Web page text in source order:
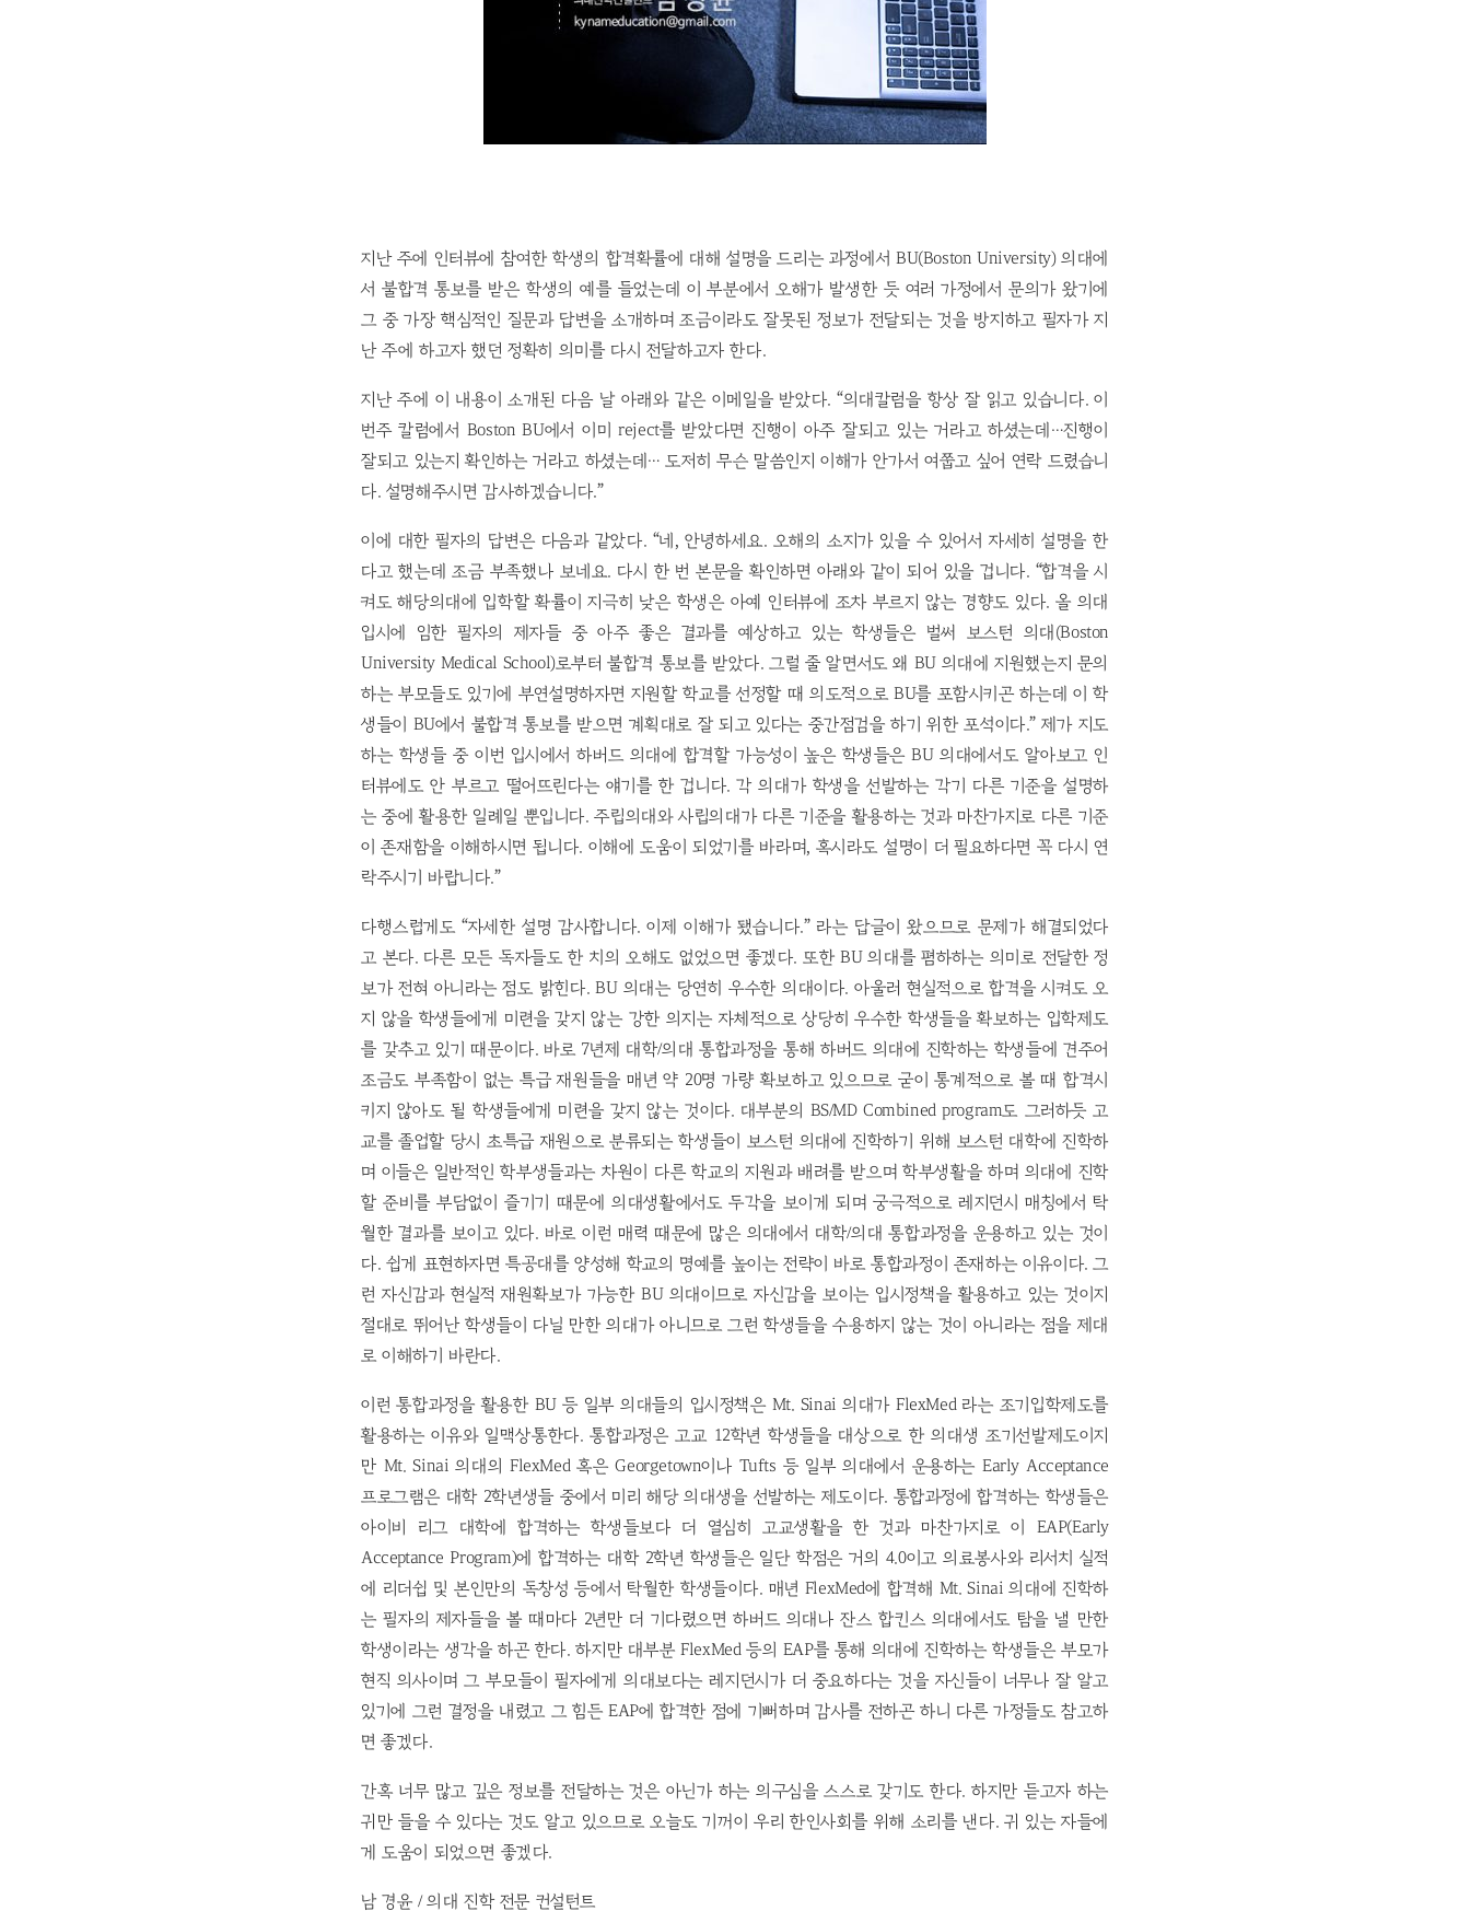
지난 주에 인터뷰에 참여한 학생의 합격확률에 대해 설명을 드리는 과정에서 BU(Boston University) 의대에
서 불합격 통보를 받은 학생의 예를 들었는데 이 부분에서 오해가 발생한 듯 여러 가정에서 문의가 왔기에
그 중 가장 핵심적인 질문과 답변을 소개하며 조금이라도 잘못된 정보가 전달되는 것을 방지하고 필자가 지
난 주에 하고자 했던 정확히 의미를 다시 전달하고자 한다.
지난 주에 이 내용이 소개된 다음 날 아래와 같은 이메일을 받았다. “의대칼럼을 항상 잘 읽고 있습니다. 이
번주 칼럼에서 Boston BU에서 이미 reject를 받았다면 진행이 아주 잘되고 있는 거라고 하셨는데…진행이
잘되고 있는지 확인하는 거라고 하셨는데… 도저히 무슨 말씀인지 이해가 안가서 여쭙고 싶어 연락 드렸습니
다. 설명해주시면 감사하겠습니다.”
이에 대한 필자의 답변은 다음과 같았다. “네, 안녕하세요. 오해의 소지가 있을 수 있어서 자세히 설명을 한
다고 했는데 조금 부족했나 보네요. 다시 한 번 본문을 확인하면 아래와 같이 되어 있을 겁니다. “합격을 시
켜도 해당의대에 입학할 확률이 지극히 낮은 학생은 아예 인터뷰에 조차 부르지 않는 경향도 있다. 올 의대
입시에 임한 필자의 제자들 중 아주 좋은 결과를 예상하고 있는 학생들은 벌써 보스턴 의대(Boston
University Medical School)로부터 불합격 통보를 받았다. 그럴 줄 알면서도 왜 BU 의대에 지원했는지 문의
하는 부모들도 있기에 부연설명하자면 지원할 학교를 선정할 때 의도적으로 BU를 포함시키곤 하는데 이 학
생들이 BU에서 불합격 통보를 받으면 계획대로 잘 되고 있다는 중간점검을 하기 위한 포석이다.” 제가 지도
하는 학생들 중 이번 입시에서 하버드 의대에 합격할 가능성이 높은 학생들은 BU 의대에서도 알아보고 인
터뷰에도 안 부르고 떨어뜨린다는 얘기를 한 겁니다. 각 의대가 학생을 선발하는 각기 다른 기준을 설명하
는 중에 활용한 일례일 뿐입니다. 주립의대와 사립의대가 다른 기준을 활용하는 것과 마찬가지로 다른 기준
이 존재함을 이해하시면 됩니다. 이해에 도움이 되었기를 바라며, 혹시라도 설명이 더 필요하다면 꼭 다시 연
락주시기 바랍니다.”
다행스럽게도 “자세한 설명 감사합니다. 이제 이해가 됐습니다.” 라는 답글이 왔으므로 문제가 해결되었다
고 본다. 다른 모든 독자들도 한 치의 오해도 없었으면 좋겠다. 또한 BU 의대를 폄하하는 의미로 전달한 정
보가 전혀 아니라는 점도 밝힌다. BU 의대는 당연히 우수한 의대이다. 아울러 현실적으로 합격을 시켜도 오
지 않을 학생들에게 미련을 갖지 않는 강한 의지는 자체적으로 상당히 우수한 학생들을 확보하는 입학제도
를 갖추고 있기 때문이다. 바로 7년제 대학/의대 통합과정을 통해 하버드 의대에 진학하는 학생들에 견주어
조금도 부족함이 없는 특급 재원들을 매년 약 20명 가량 확보하고 있으므로 굳이 통계적으로 볼 때 합격시
키지 않아도 될 학생들에게 미련을 갖지 않는 것이다. 대부분의 BS/MD Combined program도 그러하듯 고
교를 졸업할 당시 초특급 재원으로 분류되는 학생들이 보스턴 의대에 진학하기 위해 보스턴 대학에 진학하
며 이들은 일반적인 학부생들과는 차원이 다른 학교의 지원과 배려를 받으며 학부생활을 하며 의대에 진학
할 준비를 부담없이 즐기기 때문에 의대생활에서도 두각을 보이게 되며 궁극적으로 레지던시 매칭에서 탁
월한 결과를 보이고 있다. 바로 이런 매력 때문에 많은 의대에서 대학/의대 통합과정을 운용하고 있는 것이
다. 쉽게 표현하자면 특공대를 양성해 학교의 명예를 높이는 전략이 바로 통합과정이 존재하는 이유이다. 그
런 자신감과 현실적 재원확보가 가능한 BU 의대이므로 자신감을 보이는 입시정책을 활용하고 있는 것이지
절대로 뛰어난 학생들이 다닐 만한 의대가 아니므로 그런 학생들을 수용하지 않는 것이 아니라는 점을 제대
로 이해하기 바란다.
이런 통합과정을 활용한 BU 등 일부 의대들의 입시정책은 Mt. Sinai 의대가 FlexMed 라는 조기입학제도를
활용하는 이유와 일맥상통한다. 통합과정은 고교 12학년 학생들을 대상으로 한 의대생 조기선발제도이지
만 Mt. Sinai 의대의 FlexMed 혹은 Georgetown이나 Tufts 등 일부 의대에서 운용하는 Early Acceptance
프로그램은 대학 2학년생들 중에서 미리 해당 의대생을 선발하는 제도이다. 통합과정에 합격하는 학생들은
아이비 리그 대학에 합격하는 학생들보다 더 열심히 고교생활을 한 것과 마찬가지로 이 EAP(Early
Acceptance Program)에 합격하는 대학 2학년 학생들은 일단 학점은 거의 4.0이고 의료봉사와 리서치 실적
에 리더쉽 및 본인만의 독창성 등에서 탁월한 학생들이다. 매년 FlexMed에 합격해 Mt. Sinai 의대에 진학하
는 필자의 제자들을 볼 때마다 2년만 더 기다렸으면 하버드 의대나 잔스 합킨스 의대에서도 탐을 낼 만한
학생이라는 생각을 하곤 한다. 하지만 대부분 FlexMed 등의 EAP를 통해 의대에 진학하는 학생들은 부모가
현직 의사이며 그 부모들이 필자에게 의대보다는 레지던시가 더 중요하다는 것을 자신들이 너무나 잘 알고
있기에 그런 결정을 내렸고 그 힘든 EAP에 합격한 점에 기뻐하며 감사를 전하곤 하니 다른 가정들도 참고하
면 좋겠다.
간혹 너무 많고 깊은 정보를 전달하는 것은 아닌가 하는 의구심을 스스로 갖기도 한다. 하지만 듣고자 하는
귀만 들을 수 있다는 것도 알고 있으므로 오늘도 기꺼이 우리 한인사회를 위해 소리를 낸다. 귀 있는 자들에
게 도움이 되었으면 좋겠다.
남 경윤 / 의대 진학 전문 컨설턴트